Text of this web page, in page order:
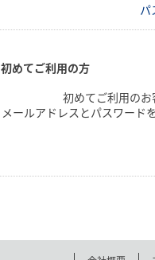
初めてご利用の方
初めてご利用のお
メールアドレスとパスワード